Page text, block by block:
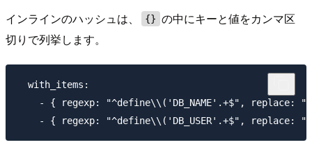
インラインのハッシュは、 {} の中にキーと値をカンマ区
切りで列挙します。
  with_items:
- { regexp: "^define\\('DB_NAME'.+$", replace: